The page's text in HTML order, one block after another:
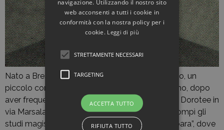
Nato a Brescia il 19 gennaio 1922, figlio di Angelo, un
piccolo commerciante, e di Anna Lonati, Emiliano, dopo
aver frequentato la scuola materna dalle Suore Dorotee in
via Marsala e le elementari in via delle Grazie, compì gli
studi magistrali presso l’istituto “Veronica Gambara”, dove
navigazione. Utilizzando il nostro sito
web acconsenti a tutti i cookie in
conformità con la nostra policy per i
cookie. Leggi di più
STRETTAMENTE NECESSARI
TARGETING
ACCETTA TUTTO
RIFIUTA TUTTO